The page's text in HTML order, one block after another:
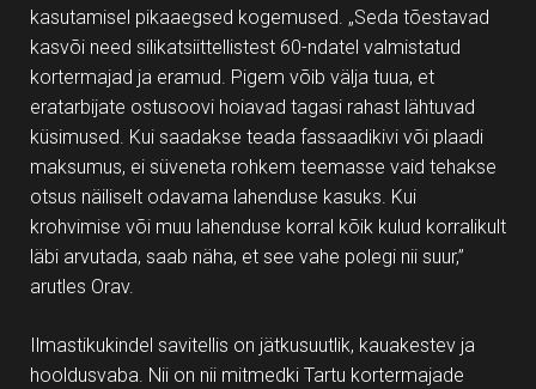
kasutamisel pikaaegsed kogemused. „Seda tõestavad
kasvõi need silikatsiittellistest 60-ndatel valmistatud
kortermajad ja eramud. Pigem võib välja tuua, et
eratarbijate ostusoovi hoiavad tagasi rahast lähtuvad
küsimused. Kui saadakse teada fassaadikivi või plaadi
maksumus, ei süveneta rohkem teemasse vaid tehakse
otsus näiliselt odavama lahenduse kasuks. Kui
krohvimise või muu lahenduse korral kõik kulud korralikult
läbi arvutada, saab näha, et see vahe polegi nii suur,”
arutles Orav.
Ilmastikukindel savitellis on jätkusuutlik, kauakestev ja
hooldusvaba. Nii on nii mitmedki Tartu kortermajade